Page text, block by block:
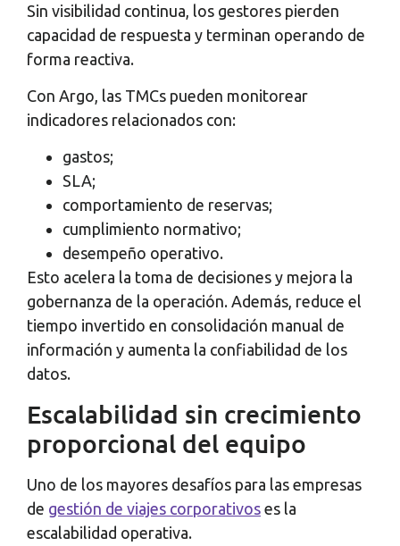
Sin visibilidad continua, los gestores pierden
capacidad de respuesta y terminan operando de
forma reactiva.
Con Argo, las TMCs pueden monitorear
indicadores relacionados con:
gastos;
SLA;
comportamiento de reservas;
cumplimiento normativo;
desempeño operativo.
Esto acelera la toma de decisiones y mejora la
gobernanza de la operación. Además, reduce el
tiempo invertido en consolidación manual de
información y aumenta la confiabilidad de los
datos.
Escalabilidad sin crecimiento
proporcional del equipo
Uno de los mayores desafíos para las empresas
de gestión de viajes corporativos es la
escalabilidad operativa.